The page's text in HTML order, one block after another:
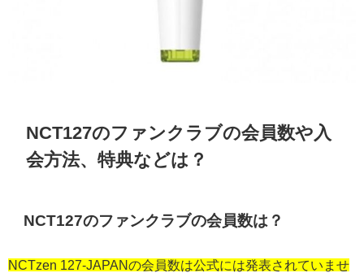
NCT127のファンクラブの会員数や入
会方法、特典などは？
NCT127のファンクラブの会員数は？
NCTzen 127-JAPANの会員数は公式には発表されていませ